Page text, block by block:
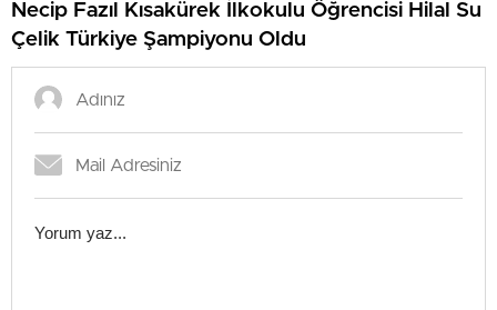
Necip Fazıl Kısakürek İlkokulu Öğrencisi Hilal Su
Çelik Türkiye Şampiyonu Oldu